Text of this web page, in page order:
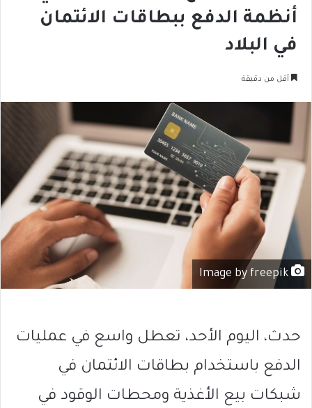
أنظمة الدفع ببطاقات الائتمان
في البلاد
أقل من دقيقة
حدث، اليوم الأحد، تعطل واسع في عمليات
الدفع باستخدام بطاقات الائتمان في
شبكات بيع الأغذية ومحطات الوقود في